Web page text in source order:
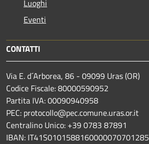
Luoghi
Eventi
CONTATTI
Via E. d´Arborea, 86 - 09099 Uras (OR)
Codice Fiscale: 80000590952
Partita IVA: 00090940958
PEC: protocollo@pec.comune.uras.or.it
Centralino Unico: +39 0783 87891
IBAN: IT41S0101588160000070701285